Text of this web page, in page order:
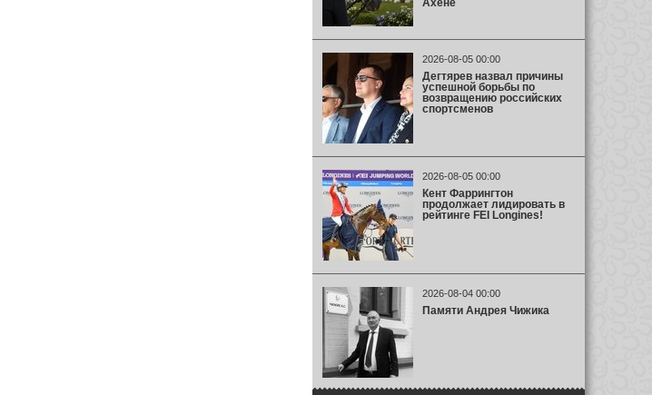
2026-08-05 00:00
Дегтярев назвал причины
успешной борьбы по
возвращению российских
спортсменов
2026-08-05 00:00
Кент Фаррингтон
продолжает лидировать в
рейтинге FEI Longines!
2026-08-04 00:00
Памяти Андрея Чижика